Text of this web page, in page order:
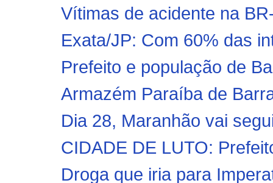
Vítimas de acidente na
Exata/JP: Com 60% das
Prefeito e população de
Armazém Paraíba de
Dia 28, Maranhão vai
CIDADE DE LUTO:
Droga que iria para